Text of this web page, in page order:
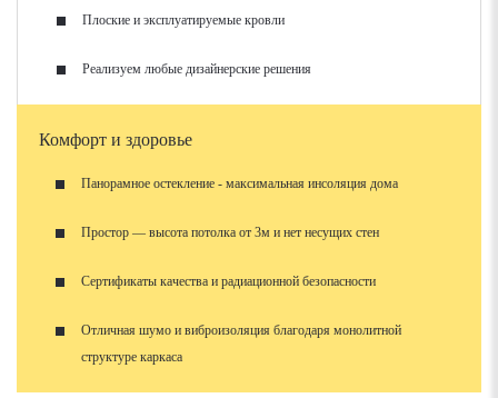
Плоские и эксплуатируемые кровли
Реализуем любые дизайнерские решения
Комфорт и здоровье
Панорамное остекление - максимальная инсоляция дома
Простор — высота потолка от 3м и нет несущих стен
Сертификаты качества и радиационной безопасности
Отличная шумо и виброизоляция благодаря монолитной
структуре каркаса